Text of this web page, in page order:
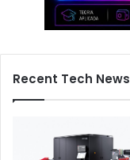
Recent Tech News